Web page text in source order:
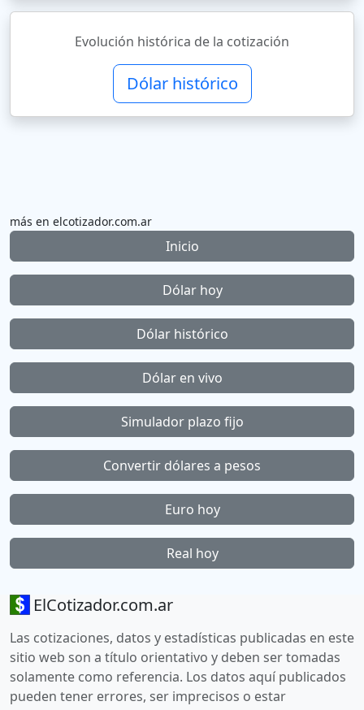
Evolución histórica de la cotización
Dólar histórico
más en elcotizador.com.ar
Inicio
Dólar hoy
Dólar histórico
Dólar en vivo
Simulador plazo fijo
Convertir dólares a pesos
Euro hoy
Real hoy
ElCotizador.com.ar
Las cotizaciones, datos y estadísticas publicadas en este
sitio web son a título orientativo y deben ser tomadas
solamente como referencia. Los datos aquí publicados
pueden tener errores, ser imprecisos o estar